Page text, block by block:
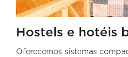
Hostels e hotéis
Oferecemos sistemas